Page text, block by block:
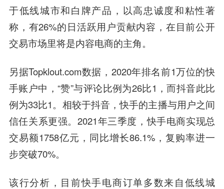
于低线城市和白牌产品，以高忠诚度和粘性著
称，有26%的日活跃用户贡献内容，在目前公开
交易市场里将是内容电商的主角。
另据Topklout.com数据，2020年排名前1万位的快
手账户中，“赞”与评论比例为26比1，而抖音此比
例为33比1。相较于抖音，快手的主播与用户之间
信任关系更强。2021年三季度，快手电商实现总
交易额1758亿元，同比增长86.1%，复购率进一
步突破70%。
该行分析，目前快手电商订单多数来自低线城